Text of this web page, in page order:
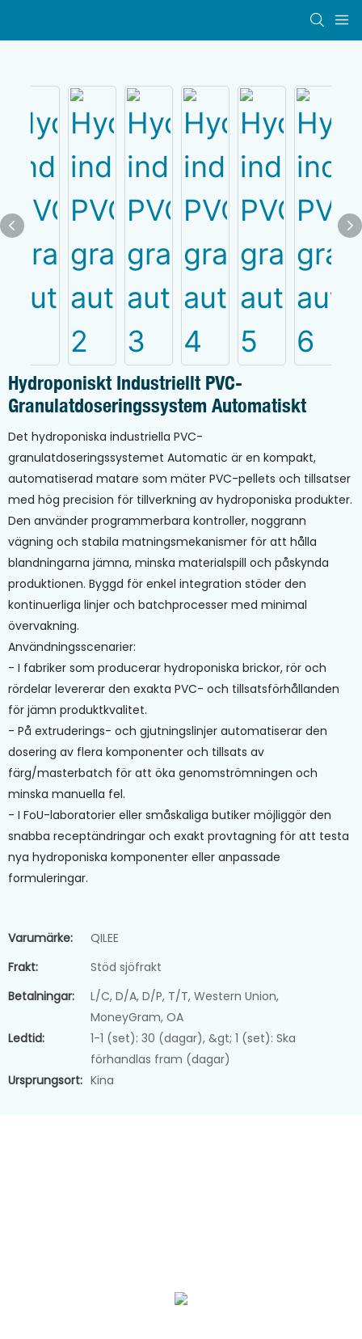
Hydroponiskt Industriellt PVC-
Granulatdoseringssystem Automatiskt
Det hydroponiska industriella PVC-
granulatdoseringssystemet Automatic är en kompakt,
automatiserad matare som mäter PVC-pellets och tillsatser
med hög precision för tillverkning av hydroponiska produkter.
Den använder programmerbara kontroller, noggrann
vägning och stabila matningsmekanismer för att hålla
blandningarna jämna, minska materialspill och påskynda
produktionen. Byggd för enkel integration stöder den
kontinuerliga linjer och batchprocesser med minimal
övervakning.
Användningsscenarier:
- I fabriker som producerar hydroponiska brickor, rör och
rördelar levererar den exakta PVC- och tillsatsförhållanden
för jämn produktkvalitet.
- På extruderings- och gjutningslinjer automatiserar den
dosering av flera komponenter och tillsats av
färg/masterbatch för att öka genomströmningen och
minska manuella fel.
- I FoU-laboratorier eller småskaliga butiker möjliggör den
snabba receptändringar och exakt provtagning för att testa
nya hydroponiska komponenter eller anpassade
formuleringar.
Varumärke:
QILEE
Frakt:
Stöd sjöfrakt
Betalningar:
L/C, D/A, D/P, T/T, Western Union,
MoneyGram, OA
Ledtid:
1-1 (set): 30 (dagar), &gt; 1 (set): Ska
förhandlas fram (dagar)
Ursprungsort: Kina